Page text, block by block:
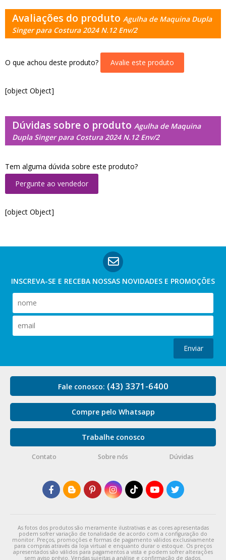
Avaliações do produto Agulha de Maquina Dupla
Singer para Costura 2024 N.12 Env/2
O que achou deste produto? Avalie este produto
[object Object]
Dúvidas sobre o produto Agulha de Maquina
Dupla Singer para Costura 2024 N.12 Env/2
Tem alguma dúvida sobre este produto?
Pergunte ao vendedor
[object Object]
INSCREVA-SE E RECEBA NOSSAS NOVIDADES E PROMOÇÕES
Enviar
Fale conosco: (43) 3371-6400
Compre pelo Whatsapp
Trabalhe conosco
Contato Sobre nós Dúvidas
As fotos dos produtos são meramente ilustrativas e as cores apresentadas
podem sofrer variação de tonalidade de acordo com a configuração do
monitor. Preços, promoções e formas de pagamento válidos exclusivamente
para compras através da loja virtual e enquanto durar o estoque. Os preços
apresentados são válidos para pagamentos a vista e podem sofrer alterações
sem aviso prévio. Vendas sujeitas a análise e confirmação de dados.